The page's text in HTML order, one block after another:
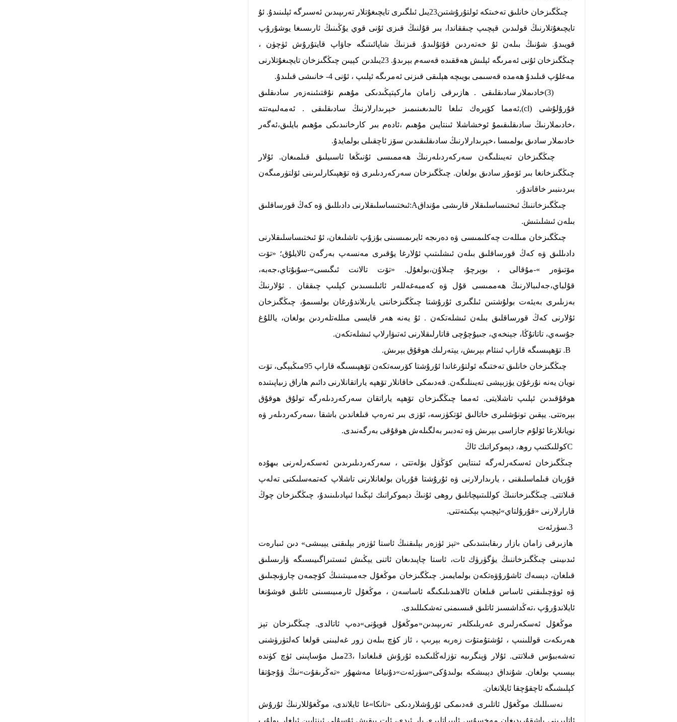
چىڭگىزخان خانلىق تەخىتكە ئولتۇرۇشتىن23يىل ئىلگىرى تايچىغۇتلار تەرىپىدىن ئەسىرگە ئېلىنىدۇ. ئۇ
تايچىغۇتلارنىڭ قولىدىن قېچىپ چىققاندا، بىر قۇلنىڭ قىزى ئۇنى قوي يۇڭىنىڭ ئارىسىغا يوشۇرۇپ
قويىدۇ. شۇنىڭ بىلەن ئۇ خەتەردىن قۇتۇلىدۇ. قىزنىڭ شاپائىتىگە جاۋاپ قايتۇرۇش ئۈچۈن ،
چىڭگىزخان ئۇنى ئەمرىگە ئېلىش ھەققىدە قەسەم بېرىدۇ. 23يىلدىن كېيىن چىڭگىزخان تايچىغۇتلارنى
مەغلۇپ قىلىدۇ ھەمدە قەسىمى بويىچە ھېلىقى قىزنى ئەمرىگە ئېلىپ ، ئۇنى 4- خانىشى قىلىدۇ.
(3)خادىملار سادىقلىقى . ھازىرقى زامان ماركېتېڭىدىكى مۇھىم نۇقتىئىنەزەر سادىقلىق
قۇرۇلۇشى (cl),ئەمما كۆپرەك تىلغا ئالىدىغىنىمىز خېرىدارلارنىڭ سادىقلىقى . ئەمەلىيەتتە
،خادىملارنىڭ سادىقلىقىمۇ ئوخشاشلا ئىنتايىن مۇھىم ،ئادەم بىر كارخانىدىكى مۇھىم بايلىق،ئەگەر
خادىملار سادىق بولمىسا ،خېرىدارلارنىڭ سادىقلىقىدىن سۆز ئاچقىلى بولمايدۇ.
چىڭگىزخان تەيىنلىگەن سەركەردىلەرنىڭ ھەممىسى ئۇنىڭغا ئاسىيلىق قىلمىغان. ئۇلار
چىڭگىزخانغا بىر ئۆمۇر سادىق بولغان. چىڭگىزخان سەركەردىلىرى ۋە تۆھپىكارلىرىنى ئۆلتۈرمىگەن
بىردىنبىر خاقاندۇر.
چىڭگىزخاننىڭ ئىختىساسلىقلار قارىشى مۇنداقA:ئىختىساسلىقلارنى دادىللىق ۋە كەڭ قورساقلىق
بىلەن ئىشلىتىش.
چىڭگىزخان مىللەت چەكلىمىسى ۋە دەرىجە ئايرىمىسىنى بۇزۇپ تاشلىغان، ئۇ ئىختىساسلىقلارنى
دادىللىق ۋە كەڭ قورساقلىق بىلەن ئىشلىتىپ ئۇلارغا يۇقىرى مەنسەپ بەرگەن ئالايلۇق؛ «تۆت
مۆتىۋەر »-مۇقالى ، بوېرچۇ، چىلاۇن،بولغۇل. «تۆت تالانت ئىگىسى»-سۇبۇتاي،جەبە،
قۇلباي،جەلىبالارنىڭ ھەممىسى قۇل ۋە كەمبەغەللەر ئائىلىسىدىن كېلىپ چىققان . ئۇلارنىڭ
بەزىلىرى بەيئەت بولۇشتىن ئىلگىرى ئۇرۇشتا چىڭگىزخاننى يارىلاندۇرغان بولسىمۇ، چىڭگىزخان
ئۇلارنى كەڭ قورساقلىق بىلەن ئىشلەتكەن . ئۇ يەنە ھەر قايسى مىللەتلەردىن بولغان، ياللۇغ
جۇسەي، تاتاتۇڭا، جېنخەي، جىيۇچۇچى قاتارلىقلارنى ئەتىۋارلاپ ئىشلەتكەن.
چىڭگىزخان خانلىق تەختىگە ئولتۇرغاندا ئۇرۇشتا كۆرسەتكەن تۆھپىسىگە قاراپ 95مىڭبېگى، تۆت
نويان يەنە نۇرغۇن يۈزبېشى تەيىنلىگەن. قەدىمكى خاقانلار تۆھپە ياراتقانلارنى دائىم ھاراق زىياپىتىدە
ھوقۇقىدىن ئېلىپ تاشلايتى. ئەمما چىڭگىزخان تۆھپە ياراتقان سەركەردىلەرگە تولۇق ھوقۇق
بېرەتتى. يېقىن تونۇشلىرى خاتالىق ئۆتكۈزسە، ئۆزى بىر تەرەپ قىلغاندىن باشقا ،سەركەردىلەر ۋە
نويانلارغا ئۆلۇم جازاسى بېرىش ۋە تەدبىر بەلگىلەش ھوقۇقى بەرگەنىدى.
چىڭگىزخان ئەسكەرلەرگە ئىنتايىن كۆڭۈل بۆلەتتى ، سەركەردىلىرىدىن ئەسكەرلەرنى بىھۇدە
قۇربان قىلماسلىقنى ، يارىدارلارنى ۋە ئۇرۇشتا قۇربان بولغانلارنى تاشلاپ كەتمەسلىكنى تەلەپ
قىلاتتى. چىڭگىزخاننىڭ كوللىتىپچانلىق روھى ئۇنىڭ دېموكراتىك ئېڭىدا ئىپادىلىنىدۇ، چىڭگىزخان چوڭ
قارارلارنى «قۇرۇلتاي»ئېچىپ بېكىتەتتى.
ھازىرقى زامان بازار رىقابىتىدىكى «تېز ئۈزەر بېلىقنىڭ ئاستا ئۈزەر بېلىقنى يېيىشى» دىن ئىبارەت
ئىدىيىنى چىڭگىزخاننىڭ يۈگۈرۈك ئات، ئاستا چاپىدىغان ئاتنى يېڭىش ئىستىراگىيىسىگە ۋارىسلىق
قىلغان، دېسەك ئاشۇرۇۋەتكەن بولمايمىز. چىڭگىزخان موڭغۇل جەمىيىتىنىڭ كۆچمەن چارۋىچىلىق
ۋە ئوۋچىلىقنى ئاساس قىلغان ئالاھىدىلىكىگە ئاساسەن ، موڭغۇل ئارمىيىسىنى ئاتلىق قوشۇنغا
ئايلاندۇرۇپ ،تەڭداشسىز ئاتلىق قىسىمنى تەشكىللىدى.
موڭغۇل ئەسكەرلىرى غەربلىكلەر تەرىپىدىن«موڭغۇل قويۇنى»دەپ ئاتالدى. چىڭگىزخان تېز
ھەرىكەت قوللىنىپ ، ئۇشتۇمتۇت زەربە بېرىپ ، ئاز كۈچ بىلەن زور غەلبىنى قولغا كەلتۈرۈشنى
تەشەببۇس قىلاتتى. ئۇلار ۋېنگرىيە تۈزلەڭلىكىدە ئۇرۇش قىلغاندا ،23مىل مۇساپىنى ئۈچ كۈندە
بېسىپ بولغان. شۇنداق دېيىشكە بولىدۇكى«سۈرئەت»دۇنياغا مەشھۇر «تەڭرىقۇت»نىڭ ۋۇجۇتقا
كېلىشىگە ئاچقۇچقا ئايلانغان.
نەسىللىك موڭغۇل ئاتلىرى قەدىمكى ئۇرۇشلاردىكى «تانكا»غا ئايلاندى، موڭغۇللارنىڭ ئۇرۇش
ئاتلىرىنى باشقۇرىدىغان مەخسۇس ئاپىراتلىرى بار ئىدى، ئات بېقىش ئۇسۇلى ئىنتايىن ئىلغار بولۇپ